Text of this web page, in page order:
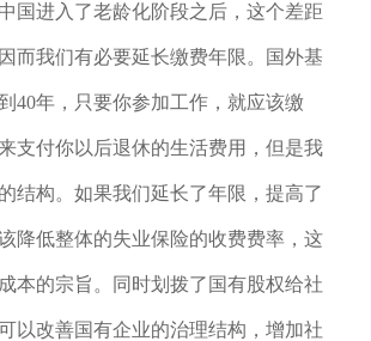
国进入了老龄化阶段之后，这个差距
而我们有必要延长缴费年限。国外基
40年，只要你参加工作，就应该缴
支付你以后退休的生活费用，但是我
结构。如果我们延长了年限，提高了
降低整体的失业保险的收费费率，这
本的宗旨。同时划拨了国有股权给社
以改善国有企业的治理结构，增加社